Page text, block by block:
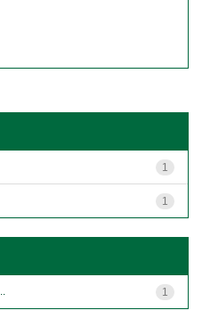
1
1
1